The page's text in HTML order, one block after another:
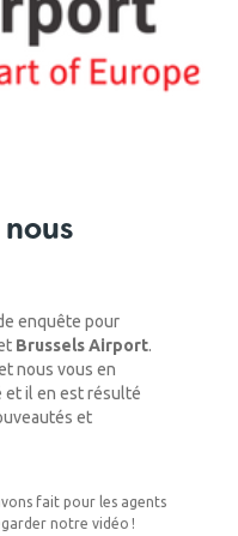
enquête pour
Brussels Airport.
nous vous en
et il en est résulté
et
fait pour les agents
notre vidéo !